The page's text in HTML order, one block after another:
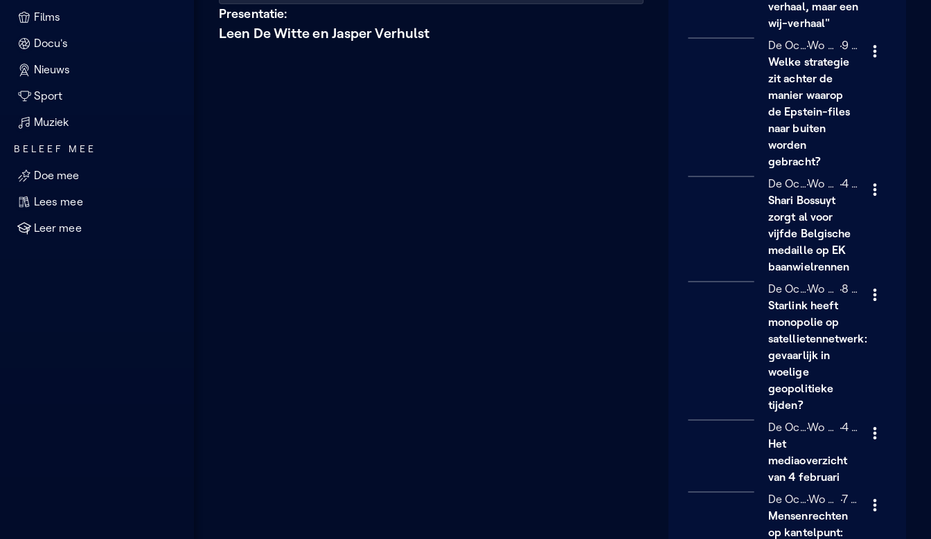
Films
Docu's
Nieuws
Sport
Muziek
BELEEF MEE
Doe mee
Lees mee
Leer mee
Presentatie:
Leen De Witte en Jasper Verhulst
verhaal, maar een
wij-verhaal"
De OchtendWoensdag 4 februari
Wo 04/02 9 minuten
9 min
Welke strategie
zit achter de
manier waarop
de Epstein-files
naar buiten
worden
gebracht?
De OchtendWoensdag 4 februari
Wo 04/02 4 minuten
4 min
Shari Bossuyt
zorgt al voor
vijfde Belgische
medaille op EK
baanwielrennen
De OchtendWoensdag 4 februari
Wo 04/02 8 minuten
8 min
Starlink heeft
monopolie op
satellietennetwerk:
gevaarlijk in
woelige
geopolitieke
tijden?
De OchtendWoensdag 4 februari
Wo 04/02 4 minuten
4 min
Het
mediaoverzicht
van 4 februari
De Ochtend Woensdag 4 februari
Wo 04/02 7 minuten
7 min
Mensenrechten
op kantelpunt: